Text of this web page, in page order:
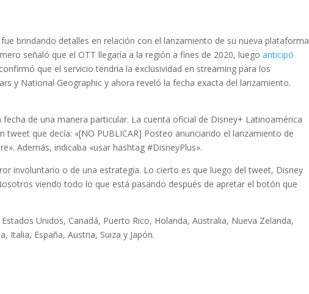
brindando detalles en relación con el lanzamiento de su nueva plataforma
señaló que el OTT llegaría a la región a fines de 2020, luegoanticipó
que el servicio tendría la exclusividad en streaming para los
y National Geographic y ahora reveló la fecha exacta del lanzamiento.
de una manera particular. La cuenta oficial de Disney+ Latinoamérica
tweet que decía: «[NO PUBLICAR] Posteo anunciando el lanzamiento de
Además, indicaba «usar hashtag #DisneyPlus».
involuntario o de una estrategia. Lo cierto es que luego del tweet, Disney
viendo todo lo que está pasando después de apretar el botón que
Unidos, Canadá, Puerto Rico, Holanda, Australia, Nueva Zelanda,
Italia, España, Austria, Suiza y Japón.